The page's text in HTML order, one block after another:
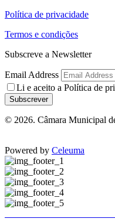
Política de privacidade
Termos e condições
Subscreve a Newsletter
Email Address
Li e aceito a Política de
Subscrever
© 2026. Câmara Municipal
Powered by Celeuma